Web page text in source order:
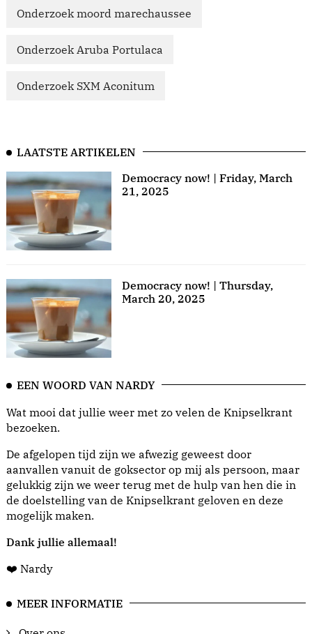
Onderzoek moord marechaussee
Onderzoek Aruba Portulaca
Onderzoek SXM Aconitum
LAATSTE ARTIKELEN
Democracy now! | Friday, March
21, 2025
Democracy now! | Thursday,
March 20, 2025
EEN WOORD VAN NARDY
Wat mooi dat jullie weer met zo velen de Knipselkrant
bezoeken.
De afgelopen tijd zijn we afwezig geweest door
aanvallen vanuit de goksector op mij als persoon, maar
gelukkig zijn we weer terug met de hulp van hen die in
de doelstelling van de Knipselkrant geloven en deze
mogelijk maken.
Dank jullie allemaal!
❤️ Nardy
MEER INFORMATIE